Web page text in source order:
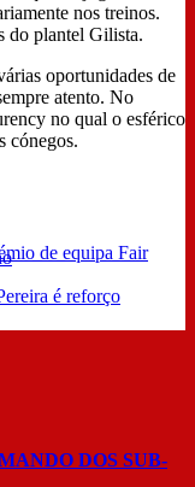
nos treinos.
do plantel Gilista.
oportunidades de
atento. No
no qual o esférico
cónegos.
de equipa Fair
é reforço
DOS SUB-